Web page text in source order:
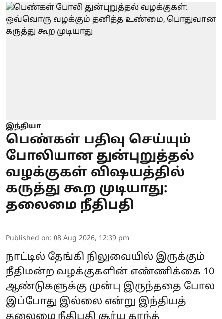
இந்தியா
பெண்கள் பதிவு செய்யும்
போலியான துன்புறுத்தல்
வழக்குகள் விஷயத்தில்
கருத்து கூற முடியாது:
தலைமை நீதிபதி
Published on: 08 Aug 2026, 12:39 pm
நாட்டில் தேங்கி நிலுவையில் இருக்கும்
நீதிமன்ற வழக்குகளின் எண்ணிக்கை 10
ஆண்டுகளுக்கு முன்பு இருந்ததை போல
இப்போது இல்லை என்று இந்தியத்
தலைமை நீதிபதி சூர்ய காந்த்